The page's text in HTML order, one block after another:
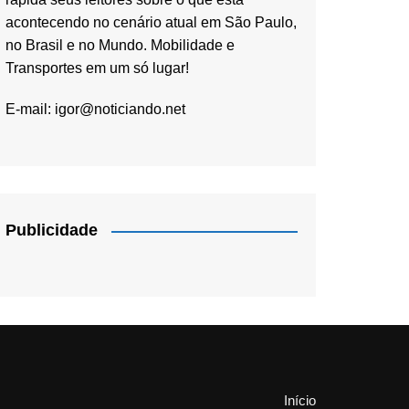
acontecendo no cenário atual em São Paulo,
no Brasil e no Mundo. Mobilidade e
Transportes em um só lugar!
E-mail: igor@noticiando.net
Publicidade
Início